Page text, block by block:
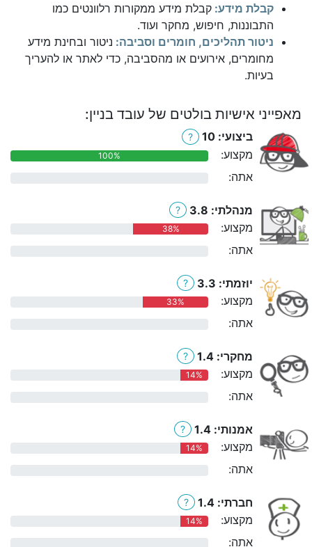
קבלת מידע: קבלת מידע ממקורות רלוונטים כמו
התבוננות, חיפוש, מחקר ועוד.
ניטור תהליכים, חומרים וסביבה: ניטור ובחינת מידע
מחומרים, אירועים או מהסביבה, כדי לאתר או להעריך
בעיות.
מאפייני אישיות בולטים של עובד בניין:
ביצועי: 10 ?
מקצוע: 100%
אתה:
מנהלתי: 3.8 ?
מקצוע: 38%
אתה:
יוזמתי: 3.3 ?
מקצוע: 33%
אתה:
מחקרי: 1.4 ?
מקצוע: 14%
אתה:
אמנותי: 1.4 ?
מקצוע: 14%
אתה:
חברתי: 1.4 ?
מקצוע: 14%
אתה: